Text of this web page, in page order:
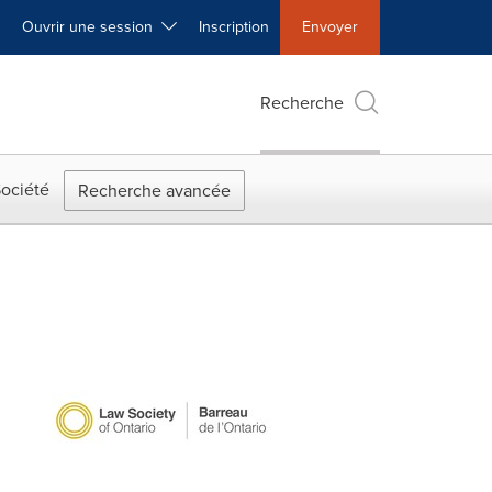
Ouvrir une session Inscription Envoyer
Recherche
Recherche avancée